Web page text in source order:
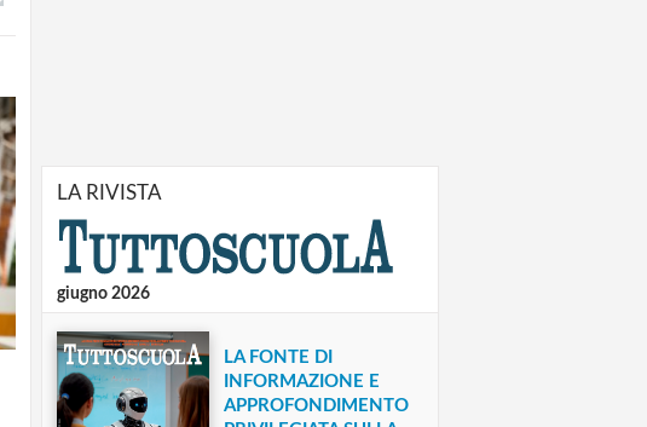
LA RIVISTA
giugno 2026
LA FONTE DI
INFORMAZIONE E
APPROFONDIMENTO